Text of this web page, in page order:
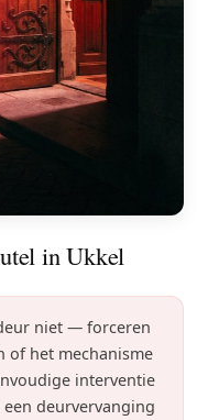
in Ukkel
niet — forceren
of het mechanisme
interventie
een deurvervanging